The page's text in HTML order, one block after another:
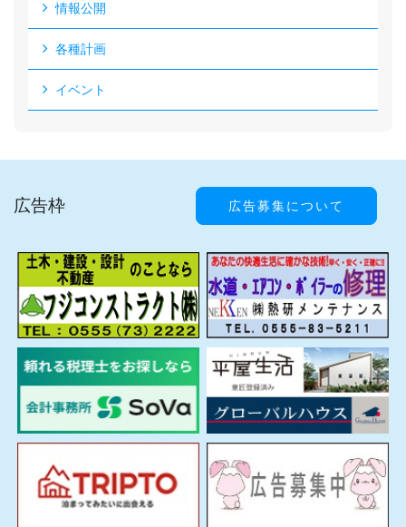
情報公開
各種計画
イベント
広告枠 広告募集について